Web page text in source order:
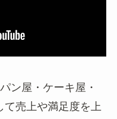
ン屋・ケーキ屋・
て売上や満足度を上